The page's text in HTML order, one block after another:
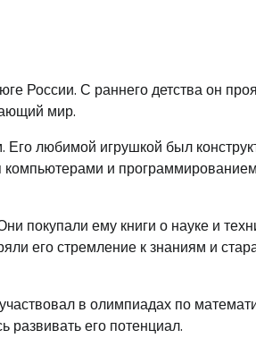
России. С раннего детства он
мир.
любимой игрушкой был
и
покупали ему книги о науке и
его стремление к знаниям и
в олимпиадах по
развивать его потенциал.